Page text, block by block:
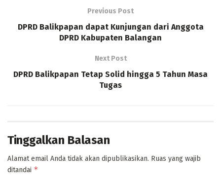
Previous Post
DPRD Balikpapan dapat Kunjungan dari Anggota
DPRD Kabupaten Balangan
Next Post
DPRD Balikpapan Tetap Solid hingga 5 Tahun Masa
Tugas
Tinggalkan Balasan
Alamat email Anda tidak akan dipublikasikan. Ruas yang wajib
ditandai *